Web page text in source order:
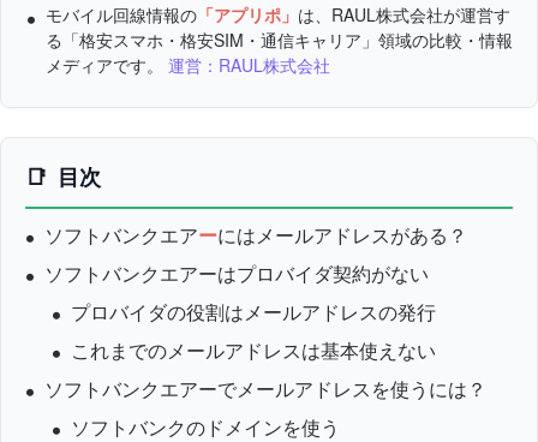
モバイル回線情報の 「アプリポ」 は、RAUL株式会社が運営す
る「格安スマホ・格安SIM・通信キャリア」領域の比較・情報
メディアです。 運営：RAUL株式会社
目次
ソフトバンクエアーにはメールアドレスがある？
ソフトバンクエアーはプロバイダ契約がない
プロバイダの役割はメールアドレスの発行
これまでのメールアドレスは基本使えない
ソフトバンクエアーでメールアドレスを使うには？
ソフトバンクのドメインを使う